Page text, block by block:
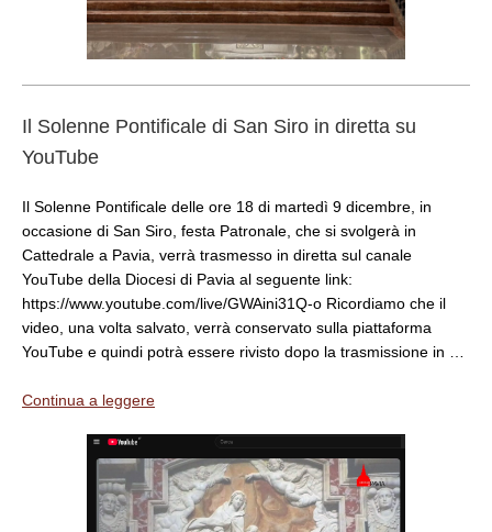
Il Solenne Pontificale di San Siro in diretta su
YouTube
Il Solenne Pontificale delle ore 18 di martedì 9 dicembre, in
occasione di San Siro, festa Patronale, che si svolgerà in
Cattedrale a Pavia, verrà trasmesso in diretta sul canale
YouTube della Diocesi di Pavia al seguente link:
https://www.youtube.com/live/GWAini31Q-o Ricordiamo che il
video, una volta salvato, verrà conservato sulla piattaforma
YouTube e quindi potrà essere rivisto dopo la trasmissione in …
Continua a leggere